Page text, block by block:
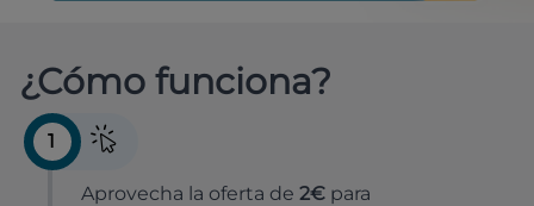
¿Cómo funciona?
1
Aprovecha la oferta de 2€ para